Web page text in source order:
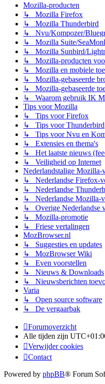
Mozilla-producten
↳ Mozilla Firefox
↳ Mozilla Thunderbird
↳ Nvu/Kompozer/
↳ Mozilla Suite/
↳ Mozilla Sunbird/
↳ Mozilla-producten
↳ Mozilla en mobiele
↳ Mozilla-gebaseerde
↳ Mozilla-gebaseerde
↳ Waarom gebruik IK
Tips voor Mozilla
↳ Tips voor Firefox
↳ Tips voor Thunderbird
↳ Tips voor Nvu en
↳ Extensies en thema's
↳ Het laatste nieuws
↳ Veiligheid op Internet
Nederlandstalige Mozilla-
↳ Nederlandse Firefox-
↳ Nederlandse
↳ Nederlandse Mozilla-
↳ Overige Nederlandse
↳ Mozilla-promotie
↳ Friese vertalingen
MozBrowser.nl
↳ Suggesties en updates
↳ MozBrowser Wiki
↳ Even voorstellen
↳ Nieuws & Downloads
↳ Nieuwsberichten
Varia
↳ Open source software
↳ De vergaarbak
Forumoverzicht
Alle tijden zijn
Verwijder cookies
Contact
Powered by phpBB® Forum